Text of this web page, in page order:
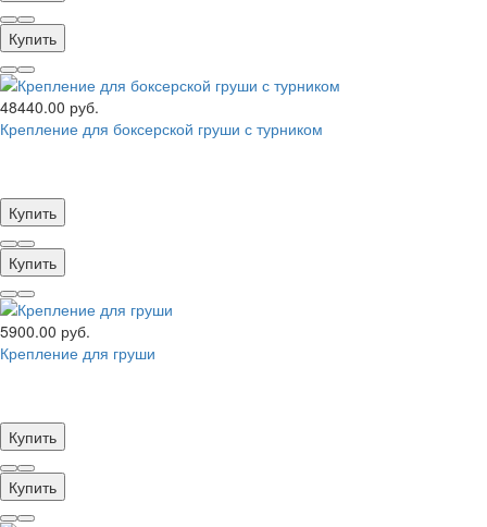
Купить
48440.00 руб.
Крепление для боксерской груши с турником
Купить
Купить
5900.00 руб.
Крепление для груши
Купить
Купить